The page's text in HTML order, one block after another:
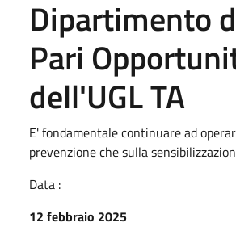
Dipartimento
Pari
dell'UGL TA
E' fondamentale continuare ad
prevenzione che sulla
Data :
12 febbraio 2025